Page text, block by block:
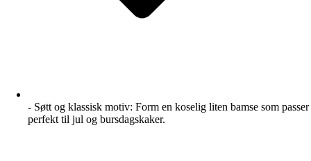
- Søtt og klassisk motiv: Form en koselig liten bamse som passer
perfekt til jul og bursdagskaker.